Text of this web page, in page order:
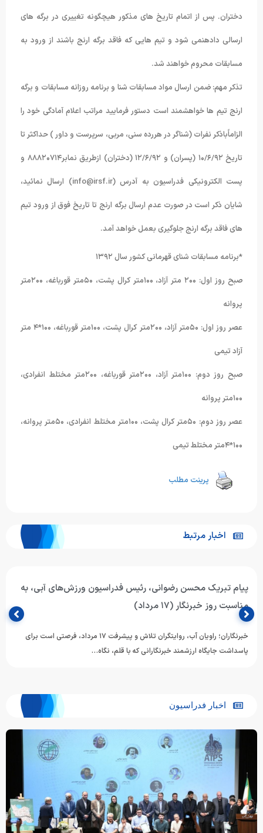
دختران. پس از اتمام تاریخ های مذکور هیچگونه تغییری در برگه های
ارسالی دادهنمی شود و تیم هایی که فاقد برگه ارنج باشند از ورود به
مسابقات محروم خواهند شد.
تذکر مهم: ضمن ارسال مواد مسابقات شنا و برنامه روزانه مسابقات و برگه
ارنج تیم ها خواهشمند است دستور فرمایید مراتب اعلام آمادگی خود را
الزاماًباذکر نفرات (شناگر در هررده سنی، مربی، سرپرست و داور ) حداکثر تا
تاریخ ١۰/۶/٩٢ (پسران) و ١٢/۶/٩٢ (دختران) ازطریق نمابر٨٨٨٢۰٧١۴ و
پست الکترونیکی فدراسیون به آدرس (info@irsf.ir) ارسال نمائید،
شایان ذکر است در صورت عدم ارسال برگه ارنج تا تاریخ فوق از ورود تیم
های فاقد برگه ارنج جلوگیری بعمل خواهد آمد.
*برنامه مسابقات شنای قهرمانی کشور سال ١٣٩٢
صبح روز اول: ٢۰۰ متر آزاد، ١۰۰متر کرال پشت، ۵۰متر قورباغه، ٢۰۰متر
پروانه
عصر روز اول: ۵۰متر آزاد، ٢۰۰متر کرال پشت، ١۰۰متر قورباغه، ١۰۰*۴ متر
آزاد تیمی
صبح روز دوم: ١۰۰متر آزاد، ٢۰۰متر قورباغه، ٢۰۰متر مختلط انفرادی،
١۰۰متر پروانه
عصر روز دوم: ۵۰متر کرال پشت، ١۰۰متر مختلط انفرادی، ۵۰متر پروانه،
١۰۰*۴متر مختلط تیمی
پرینت مطلب
اخبار مرتبط
پیام تبریک محسن رضوانی، رئیس فدراسیون ورزش‌های آبی، به
مناسبت روز خبرنگار (۱۷ مرداد)
خبرنگاران؛ راویان آب، روایتگران تلاش و پیشرفت ۱۷ مرداد، فرصتی است برای
پاسداشت جایگاه ارزشمند خبرنگارانی که با قلم، نگاه…
اخبار فدراسیون